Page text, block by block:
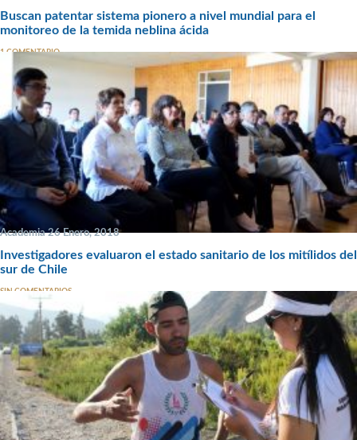
Buscan patentar sistema pionero a nivel mundial para el
monitoreo de la temida neblina ácida
1 COMENTARIO
Academia 26 Enero, 2018
Investigadores evaluaron el estado sanitario de los mitílidos del
sur de Chile
SIN COMENTARIOS